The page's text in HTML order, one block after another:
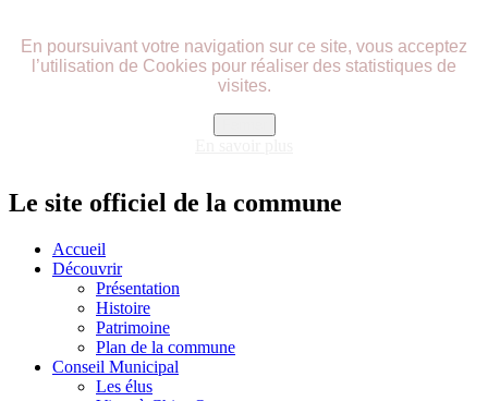
En poursuivant votre navigation sur ce site, vous acceptez
l’utilisation de Cookies pour réaliser des statistiques de
visites.
Le site officiel de la commune
Accueil
Découvrir
Présentation
Histoire
Patrimoine
Plan de la commune
Conseil Municipal
Les élus